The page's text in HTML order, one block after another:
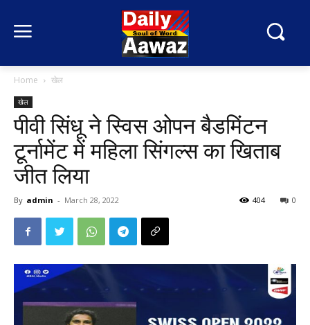
Home खेल
खेल
पीवी सिंधू ने स्विस ओपन बैडमिंटन
टूर्नामेंट में महिला सिंगल्स का खिताब
जीत लिया
By admin - March 28, 2022 0
404